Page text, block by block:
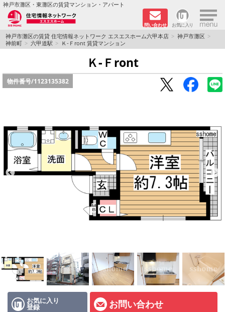
神戸市灘区・東灘区の賃貸マンション・アパート
問い合わせ お気に入り ×
TOPページ
学生さん向け物件
ペット飼育可物件
路線·駅から探す
メールでお問い合わせ
神戸市灘区の賃貸 住宅情報ネットワーク エスエスホーム六甲本店
神戸市灘区
神前町
六甲道駅 Ｋ‐Ｆront 賃貸マンション
Ｋ‐Ｆront
物件番号/1123135382
お気に入り
登録 お問い合わせ